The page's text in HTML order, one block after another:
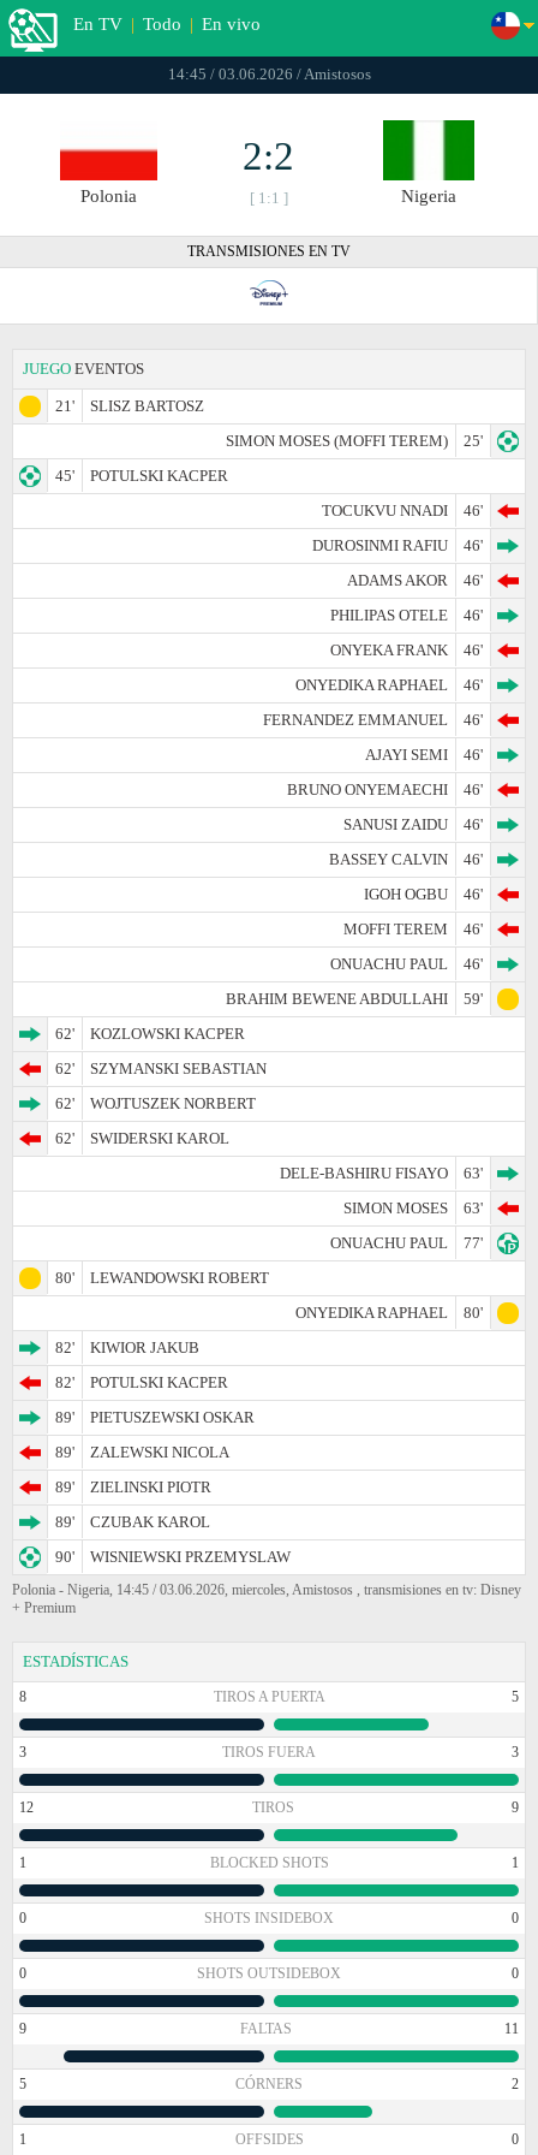
En TV | Todo | En vivo
14:45 / 03.06.2026 / Amistosos
Polonia
2:2
[ 1:1 ] Nigeria
TRANSMISIONES EN TV
JUEGO EVENTOS
21'
SLISZ BARTOSZ
SIMON MOSES (MOFFI TEREM)
25'
45'
POTULSKI KACPER
TOCUKVU NNADI
46'
DUROSINMI RAFIU
46'
ADAMS AKOR
46'
PHILIPAS OTELE
46'
ONYEKA FRANK
46'
ONYEDIKA RAPHAEL
46'
FERNANDEZ EMMANUEL
46'
AJAYI SEMI
46'
BRUNO ONYEMAECHI
46'
SANUSI ZAIDU
46'
BASSEY CALVIN
46'
IGOH OGBU
46'
MOFFI TEREM
46'
ONUACHU PAUL
46'
BRAHIM BEWENE ABDULLAHI
59'
62'
KOZLOWSKI KACPER
62'
SZYMANSKI SEBASTIAN
62'
WOJTUSZEK NORBERT
62'
SWIDERSKI KAROL
DELE-BASHIRU FISAYO
63'
SIMON MOSES
63'
ONUACHU PAUL
77'
80'
LEWANDOWSKI ROBERT
ONYEDIKA RAPHAEL
80'
82'
KIWIOR JAKUB
82'
POTULSKI KACPER
89'
PIETUSZEWSKI OSKAR
89'
ZALEWSKI NICOLA
89'
ZIELINSKI PIOTR
89'
CZUBAK KAROL
90'
WISNIEWSKI PRZEMYSLAW
Polonia - Nigeria, 14:45 / 03.06.2026, miercoles, Amistosos , transmisiones en tv: Disney
+ Premium
ESTADÍSTICAS
8 TIROS A PUERTA 5
3 TIROS FUERA 3
12 TIROS 9
1 BLOCKED SHOTS 1
0 SHOTS INSIDEBOX 0
0 SHOTS OUTSIDEBOX 0
9 FALTAS 11
5 CÓRNERS 2
1 OFFSIDES 0